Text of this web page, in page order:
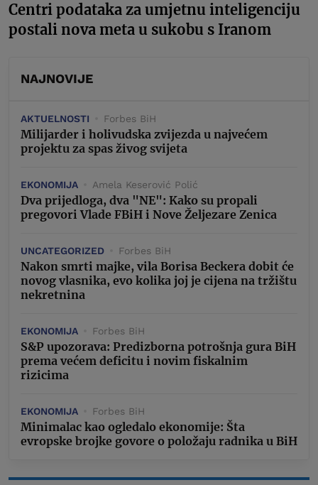
Centri podataka za umjetnu inteligenciju
postali nova meta u sukobu s Iranom
NAJNOVIJE
AKTUELNOSTI Forbes BiH
Milijarder i holivudska zvijezda u najvećem
projektu za spas živog svijeta
EKONOMIJA Amela Keserović Polić
Dva prijedloga, dva "NE": Kako su propali
pregovori Vlade FBiH i Nove Željezare Zenica
UNCATEGORIZED Forbes BiH
Nakon smrti majke, vila Borisa Beckera dobit će
novog vlasnika, evo kolika joj je cijena na tržištu
nekretnina
EKONOMIJA Forbes BiH
S&P upozorava: Predizborna potrošnja gura BiH
prema većem deficitu i novim fiskalnim
rizicima
EKONOMIJA Forbes BiH
Minimalac kao ogledalo ekonomije: Šta
evropske brojke govore o položaju radnika u BiH